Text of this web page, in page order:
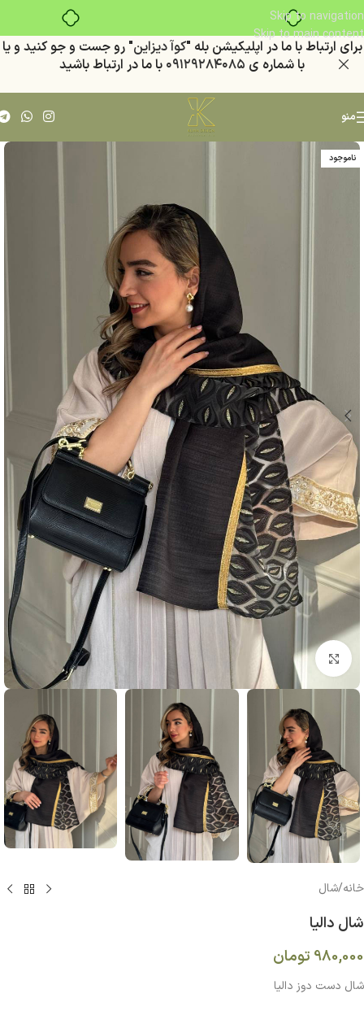
خرید قسطی با ترب‌پیSkip to navigation
Skip to main content
براي ارتباط با ما در اپليكيشن بله "كوآ ديزاين" رو جست و جو كنيد و يا
با شماره ي ٠٩١٢٩٢٨٤٠٨٥ با ما در ارتباط باشيد
منو
ناموجود
بزرگنمایی تصویر
خانه/شال
شال دالیا
980,000 تومان
شال دست دوز دالیا